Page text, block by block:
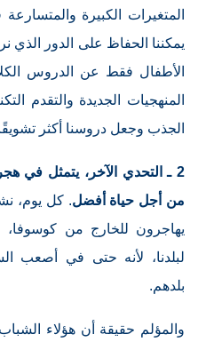
المتغيرات الكبيرة والمتسارعة
يمكننا الحفاظ على الدور الذي
الأطفال فقط عن الدروس
المنهجيات الجديدة والتقدم
الجذب وجعل دروسنا أكثر
2 ـ التحدي الآخر، يتمثل في
من أجل حياة أفضل. كل يوم،
يهاجرون للخارج من
لبلدنا، لأنه حتى في أصعب
بلدهم.
والمؤلم حقيقة أن هؤلاء الشباب